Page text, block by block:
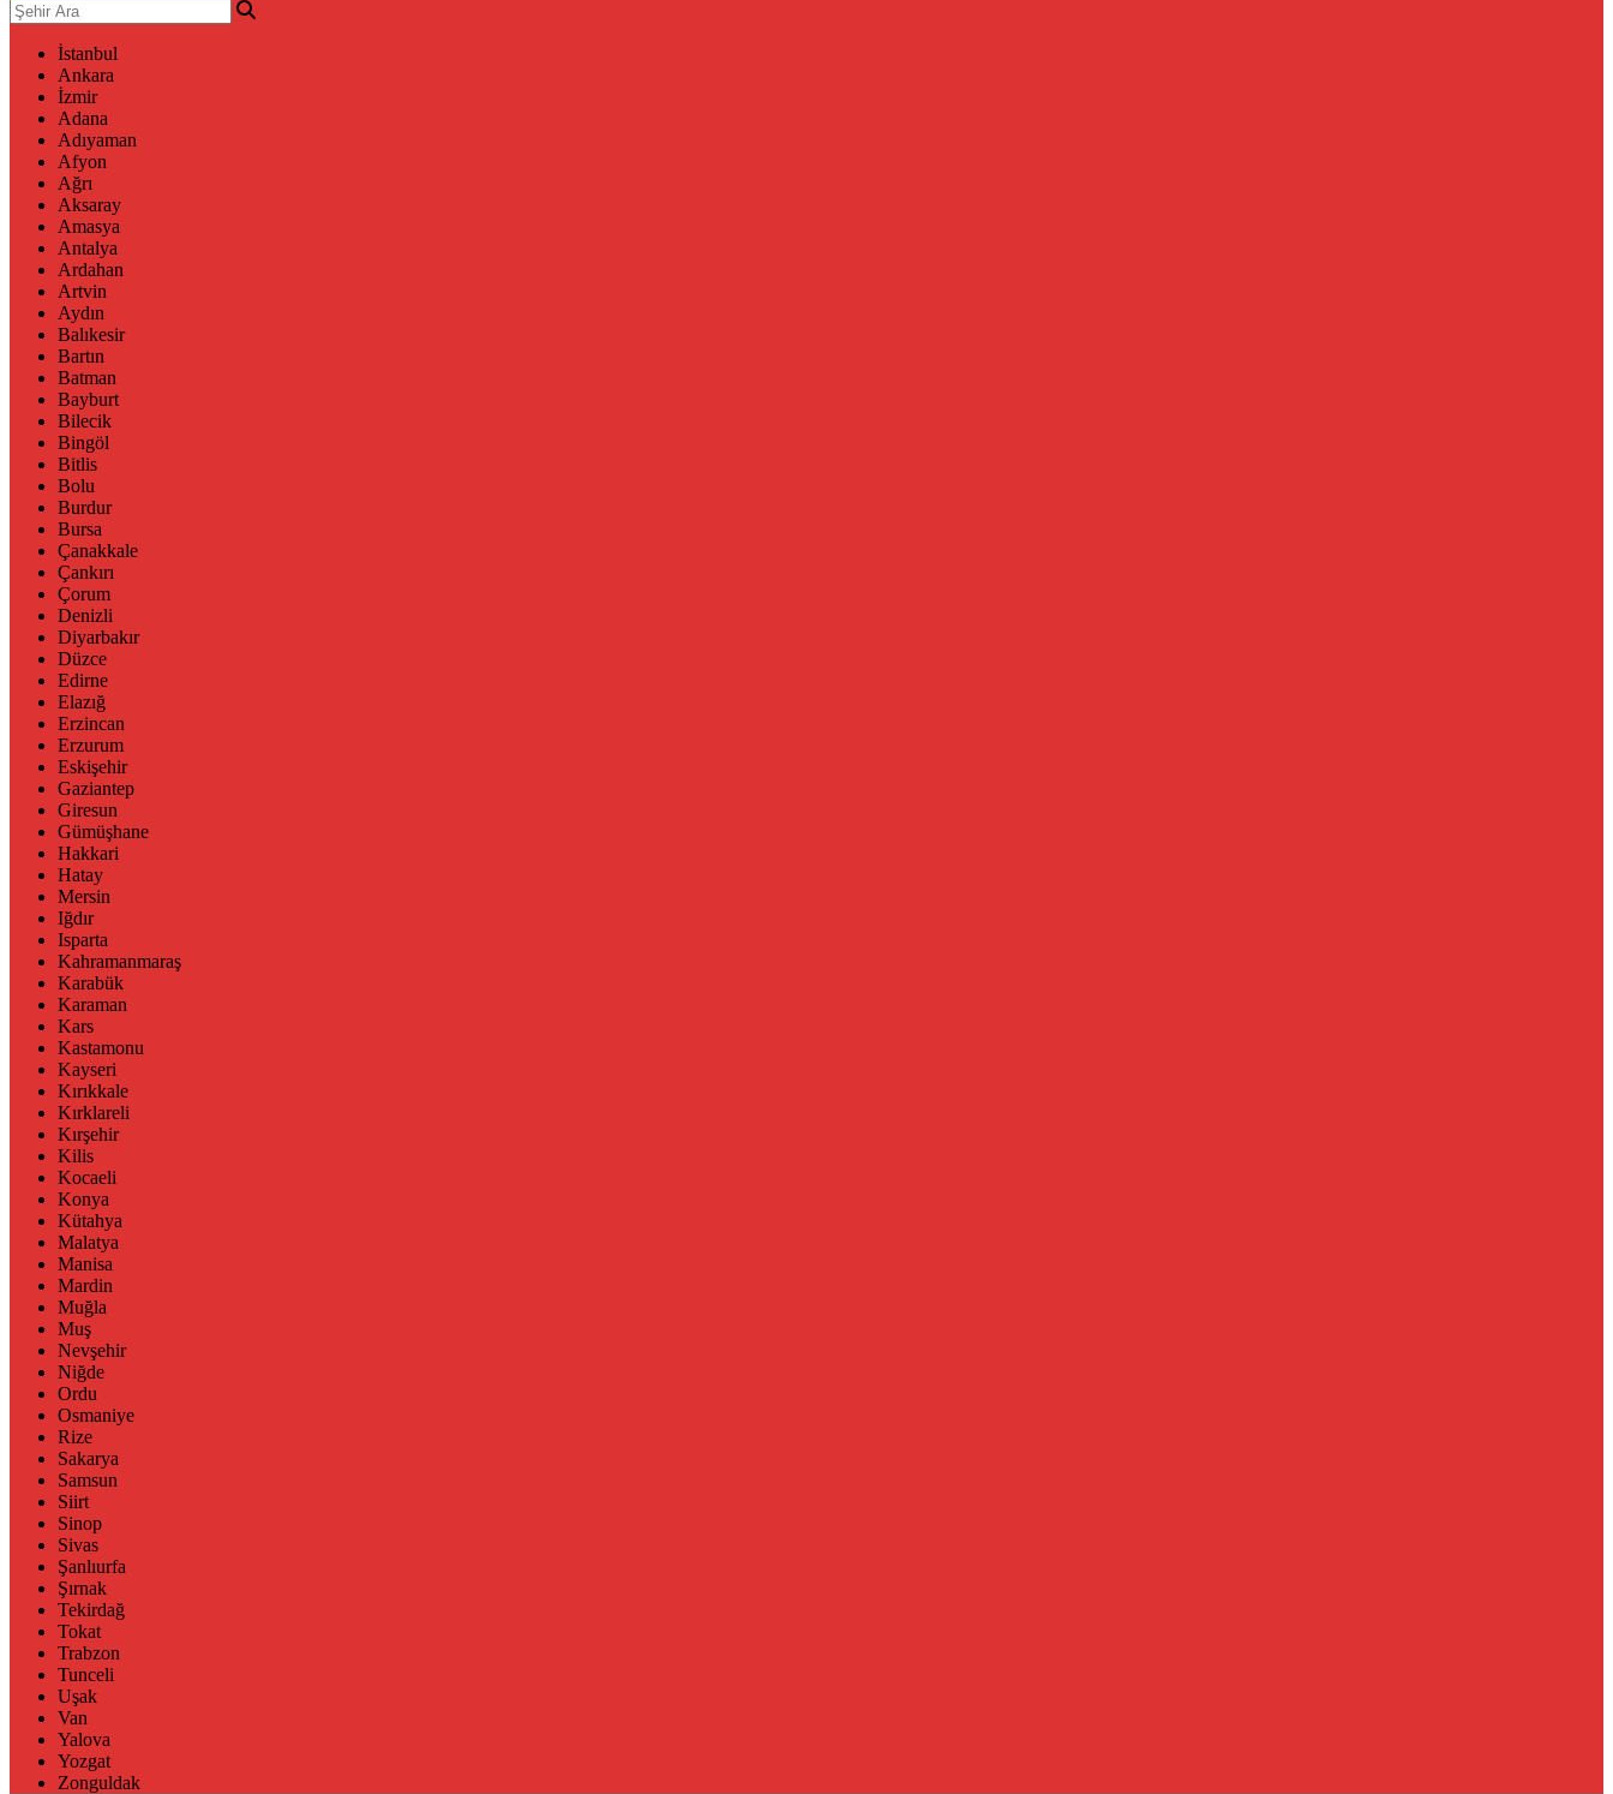
İstanbul
Ankara
İzmir
Adana
Adıyaman
Afyon
Ağrı
Aksaray
Amasya
Antalya
Ardahan
Artvin
Aydın
Balıkesir
Bartın
Batman
Bayburt
Bilecik
Bingöl
Bitlis
Bolu
Burdur
Bursa
Çanakkale
Çankırı
Çorum
Denizli
Diyarbakır
Düzce
Edirne
Elazığ
Erzincan
Erzurum
Eskişehir
Gaziantep
Giresun
Gümüşhane
Hakkari
Hatay
Mersin
Iğdır
Isparta
Kahramanmaraş
Karabük
Karaman
Kars
Kastamonu
Kayseri
Kırıkkale
Kırklareli
Kırşehir
Kilis
Kocaeli
Konya
Kütahya
Malatya
Manisa
Mardin
Muğla
Muş
Nevşehir
Niğde
Ordu
Osmaniye
Rize
Sakarya
Samsun
Siirt
Sinop
Sivas
Şanlıurfa
Şırnak
Tekirdağ
Tokat
Trabzon
Tunceli
Uşak
Van
Yalova
Yozgat
Zonguldak